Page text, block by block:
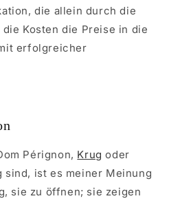
die allein durch die
Kosten die Preise in die
erfolgreicher
Pérignon, Krug oder
sind, ist es meiner Meinung
sie zu öffnen; sie zeigen